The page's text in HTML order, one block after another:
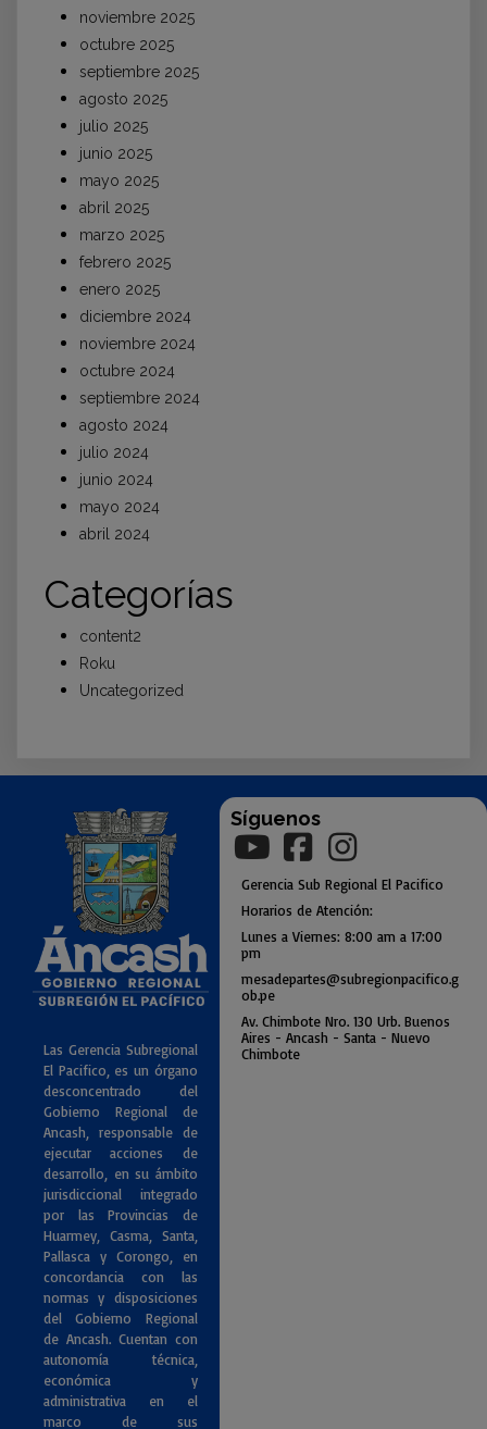
noviembre 2025
octubre 2025
septiembre 2025
agosto 2025
julio 2025
junio 2025
mayo 2025
abril 2025
marzo 2025
febrero 2025
enero 2025
diciembre 2024
noviembre 2024
octubre 2024
septiembre 2024
agosto 2024
julio 2024
junio 2024
mayo 2024
abril 2024
Categorías
content2
Roku
Uncategorized
Las Gerencia Subregional
El Pacifico, es un órgano
desconcentrado del
Gobierno Regional de
Ancash, responsable de
ejecutar acciones de
desarrollo, en su ámbito
jurisdiccional integrado
por las Provincias de
Huarmey, Casma, Santa,
Pallasca y Corongo, en
concordancia con las
normas y disposiciones
del Gobierno Regional
de Ancash. Cuentan con
autonomía técnica,
económica y
administrativa en el
marco de sus
Síguenos
Gerencia Sub Regional El Pacifico
Horarios de Atención:
Lunes a Viernes: 8:00 am a 17:00
pm
mesadepartes@subregionpacifico.g
ob.pe
Av. Chimbote Nro. 130 Urb. Buenos
Aires - Ancash - Santa - Nuevo
Chimbote